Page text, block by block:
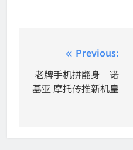
navigation
Previous:
老牌手机拼翻身 诺
基亚 摩托传推新机皇